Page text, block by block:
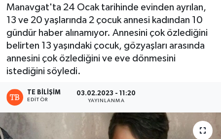
Manavgat'ta 24 Ocak tarihinde evinden ayrılan,
13 ve 20 yaşlarında 2 çocuk annesi kadından 10
gündür haber alınamıyor. Annesini çok özlediğini
belirten 13 yaşındaki çocuk, gözyaşları arasında
annesini çok özlediğini ve eve dönmesini
istediğini söyledi.
TE BILIŞIM
EDITÖR
03.02.2023 - 11:20
YAYINLANMA
Tüm Manşetler
Son Dakika Haberleri
Haber Arşivi